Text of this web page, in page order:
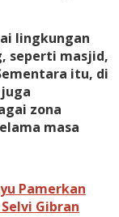
lingkungan
seperti masjid,
itu, di
zona
masa
Pamerkan
Gibran